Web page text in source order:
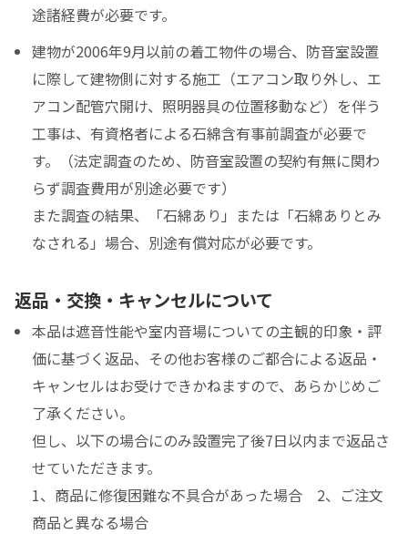
途諸経費が必要です。
建物が2006年9月以前の着工物件の場合、防音室設置
に際して建物側に対する施工（エアコン取り外し、エ
アコン配管穴開け、照明器具の位置移動など）を伴う
工事は、有資格者による石綿含有事前調査が必要で
す。（法定調査のため、防音室設置の契約有無に関わ
らず調査費用が別途必要です）
また調査の結果、「石綿あり」または「石綿ありとみ
なされる」場合、別途有償対応が必要です。
返品・交換・キャンセルについて
本品は遮音性能や室内音場についての主観的印象・評
価に基づく返品、その他お客様のご都合による返品・
キャンセルはお受けできかねますので、あらかじめご
了承ください。
但し、以下の場合にのみ設置完了後7日以内まで返品さ
せていただきます。
1、商品に修復困難な不具合があった場合 2、ご注文
商品と異なる場合